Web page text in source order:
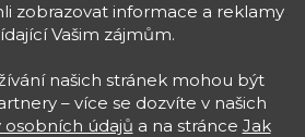
zobrazovat informace a reklamy
Vašim zájmům.
našich stránek mohou být
– více se dozvíte v našich
osobních údajů a na stránce Jak